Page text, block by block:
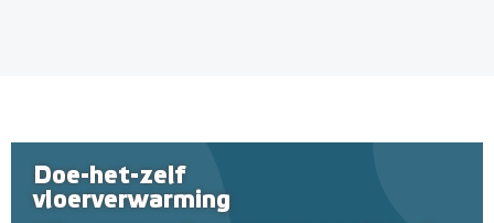
Doe-het-zelf
vloerverwarming